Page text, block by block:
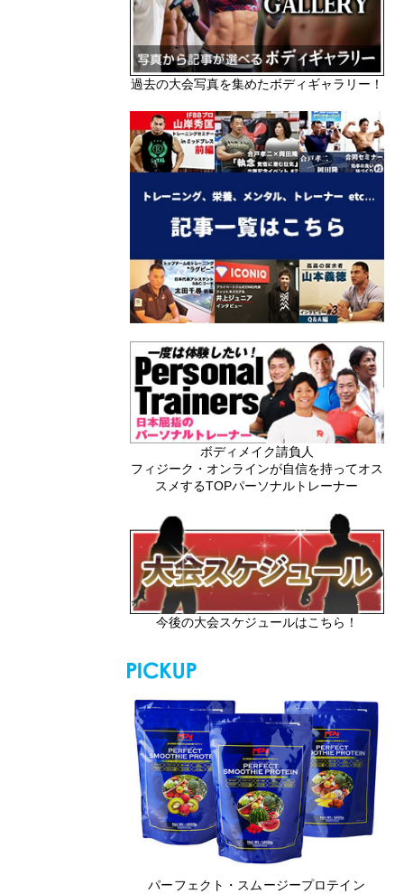
過去の大会写真を集めたボディギャラリー！
ボディメイク請負人
フィジーク・オンラインが自信を持ってオス
スメするTOPパーソナルトレーナー
今後の大会スケジュールはこちら！
パーフェクト・スムージープロテイン